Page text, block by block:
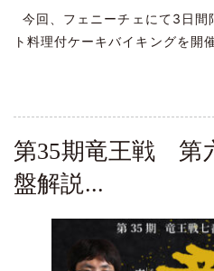
今回、フェニーチェにて3日間
ト料理付ケーキバイキングを開
第35期竜王戦 第
盤解説...